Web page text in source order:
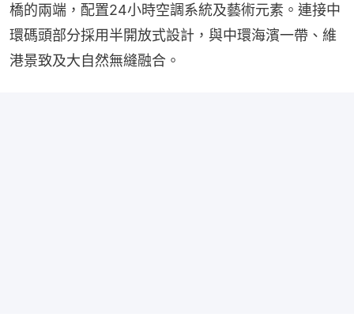
橋的兩端，配置24小時空調系統及藝術元素。連接中
環碼頭部分採用半開放式設計，與中環海濱一帶、維
港景致及大自然無縫融合。